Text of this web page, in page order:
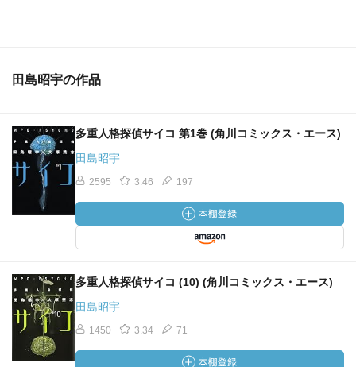
田島昭宇の作品
多重人格探偵サイコ 第1巻 (角川コミックス・エース)
田島昭宇
2595 3.46 197
多重人格探偵サイコ (10) (角川コミックス・エース)
田島昭宇
1450 3.34 71